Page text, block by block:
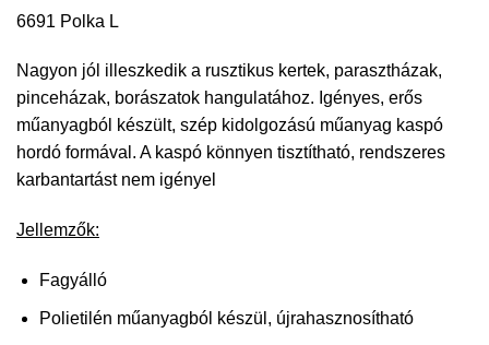
6691 Polka L
Nagyon jól illeszkedik a rusztikus kertek, parasztházak,
pinceházak, borászatok hangulatához. Igényes, erős
műanyagból készült, szép kidolgozású műanyag kaspó
hordó formával. A kaspó könnyen tisztítható, rendszeres
karbantartást nem igényel
Jellemzők:
Fagyálló
Polietilén műanyagból készül, újrahasznosítható